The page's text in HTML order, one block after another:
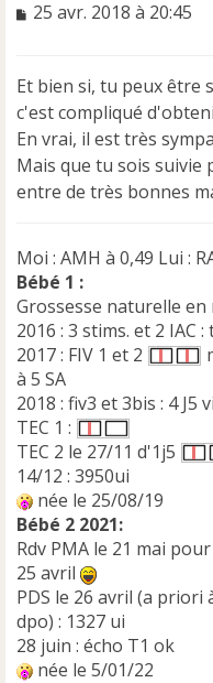
M
a
g
e
n
o
n
25 avr. 2018 à 20:45
Et bien si, tu peux être
c'est compliqué
En vrai, il est très
Mais que tu sois suivie
entre de très bonnes
Moi : AMH à 0,49 Lui :
Bébé 1 :
Grossesse naturelle en
2016 : 3 stims. et 2 IAC
2017 : FIV 1 et 2
à 5 SA
2018 : fiv3 et 3bis : 4 J5
TEC 1 :
TEC 2 le 27/11 d'1j5
14/12 : 3950ui
née le 25/08/19
Bébé 2 2021:
Rdv PMA le 21 mai
25 avril
PDS le 26 avril (a priori
dpo) : 1327 ui
28 juin : écho T1 ok
née le 5/01/22